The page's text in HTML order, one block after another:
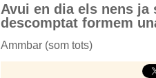
Avui en dia els nens ja
descomptat formem
Ammbar (som tots)